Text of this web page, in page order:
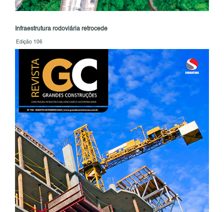
Infraestrutura rodoviária retrocede
Edição 106